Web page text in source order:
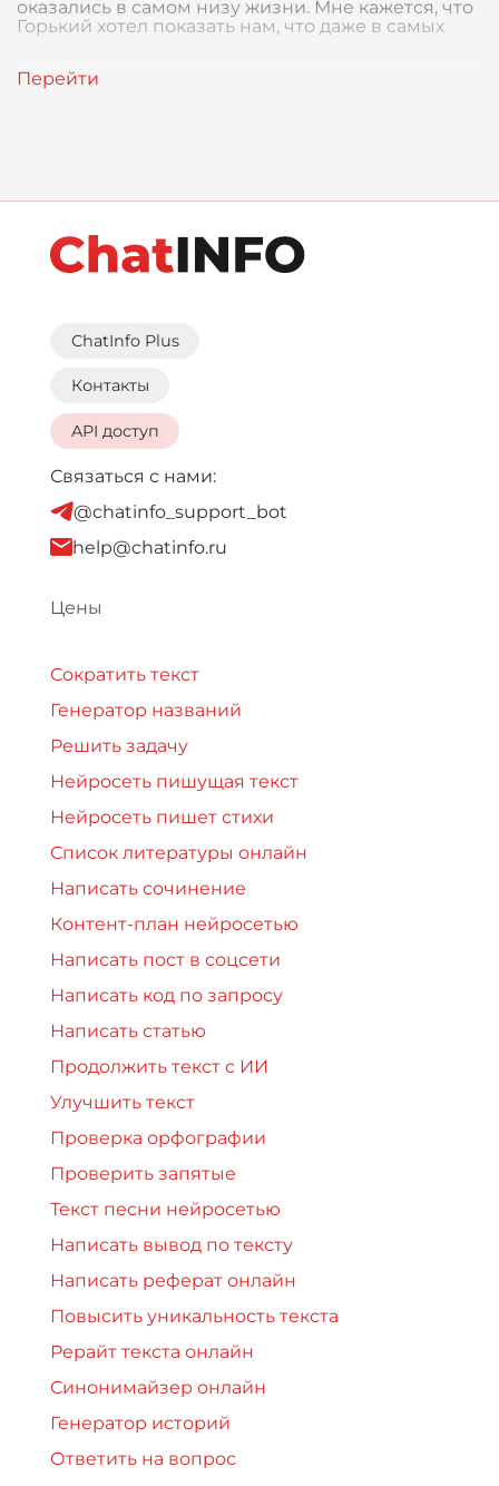
оказались в самом низу жизни. Мне кажется, что
Горький хотел показать нам, что даже в самых
ChatInfo Plus
Контакты
API доступ
Связаться с нами:
@chatinfo_support_bot
help@chatinfo.ru
Цены
Сократить текст
Генератор названий
Решить задачу
Нейросеть пишущая текст
Нейросеть пишет стихи
Список литературы онлайн
Написать сочинение
Контент-план нейросетью
Написать пост в соцсети
Написать код по запросу
Написать статью
Продолжить текст с ИИ
Улучшить текст
Проверка орфографии
Проверить запятые
Текст песни нейросетью
Написать вывод по тексту
Написать реферат онлайн
Повысить уникальность текста
Рерайт текста онлайн
Синонимайзер онлайн
Генератор историй
Ответить на вопрос